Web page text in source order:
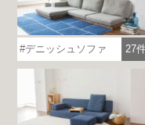
各地で出
デニッシュソファ 27